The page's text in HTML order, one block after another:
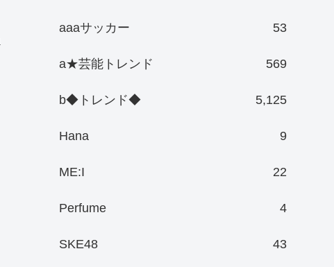
aaaサッカー 53
a★芸能トレンド 569
b◆トレンド◆ 5,125
Hana 9
ME:I 22
Perfume 4
SKE48 43